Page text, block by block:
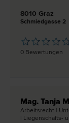
8010 Graz
Schmiedgasse 2
0 Bewertungen
Mag. Tanja
Arbeits­recht |
| Liegenschafts-